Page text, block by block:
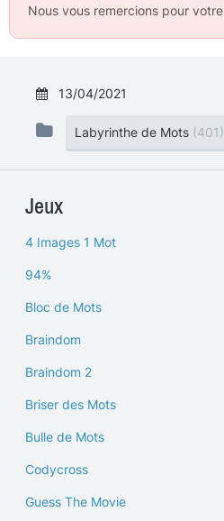
Nous vous remercions pour
13/04/2021
Labyrinthe de Mots (401)
Jeux
4 Images 1 Mot
94%
Bloc de Mots
Braindom
Braindom 2
Briser des Mots
Bulle de Mots
Codycross
Guess The Movie